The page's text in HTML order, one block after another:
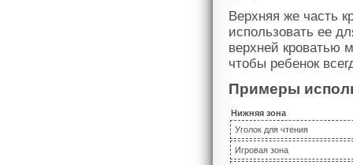
Верхняя же часть
использовать ее
верхней кроватью
чтобы ребенок
Примеры
Нижняя зона
Уголок для чтения
Игровая зона